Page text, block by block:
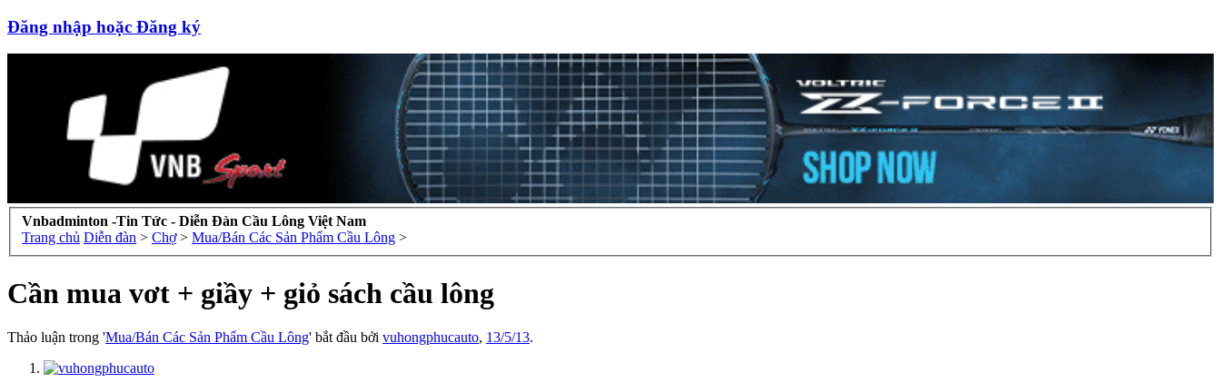
Đăng nhập hoặc Đăng ký
Vnbadminton -Tin Tức - Diễn Đàn Cầu Lông Việt Nam
Trang chủ Diễn đàn > Chợ > Mua/Bán Các Sản Phẩm Cầu Lông >
Cần mua vơt + giầy + giỏ sách cầu lông
Thảo luận trong 'Mua/Bán Các Sản Phẩm Cầu Lông' bắt đầu bởi vuhongphucauto, 13/5/13.